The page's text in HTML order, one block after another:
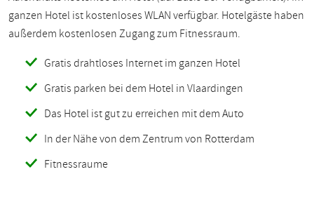
ganzen Hotel ist kostenloses WLAN verfügbar. Hotelgäste haben
außerdem kostenlosen Zugang zum Fitnessraum.
Gratis drahtloses Internet im ganzen Hotel
Gratis parken bei dem Hotel in Vlaardingen
Das Hotel ist gut zu erreichen mit dem Auto
In der Nähe von dem Zentrum von Rotterdam
Fitnessraume